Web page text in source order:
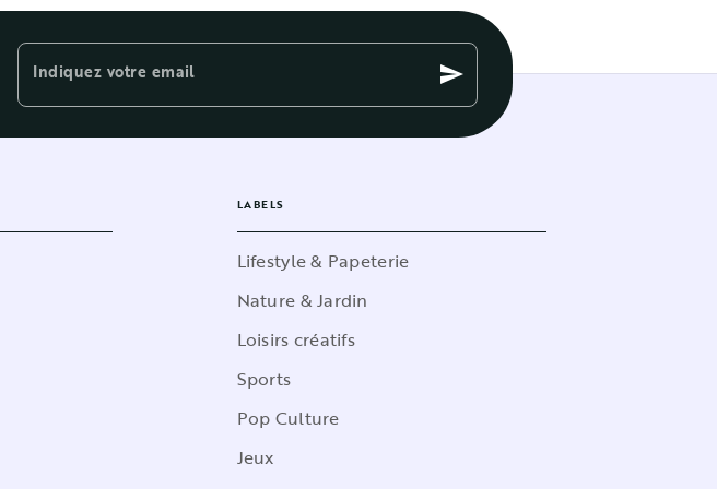
Indiquez votre email send
LABELS
Lifestyle & Papeterie
Nature & Jardin
Loisirs créatifs
Sports
Pop Culture
Jeux